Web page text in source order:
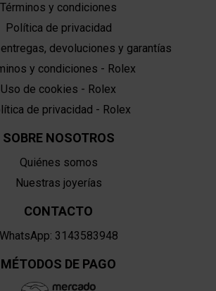
Términos y condiciones
Política de privacidad
devoluciones y garantías
y condiciones - Rolex
Uso de cookies - Rolex
de privacidad - Rolex
SOBRE NOSOTROS
Quiénes somos
Nuestras joyerías
CONTACTO
WhatsApp: 3143583948
MÉTODOS DE PAGO